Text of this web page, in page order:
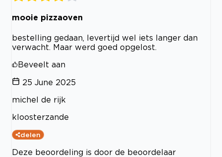
mooie pizzaoven
bestelling gedaan, levertijd wel iets langer dan
verwacht. Maar werd goed opgelost.
Beveelt aan
25 June 2025
michel de rijk
kloosterzande
delen
Deze beoordeling is door de beoordelaar